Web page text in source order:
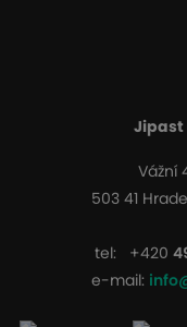
Jipast
Vážní
503 41
tel: +420
e-mail: